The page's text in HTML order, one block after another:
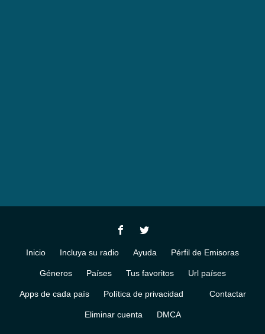
Inicio Incluya su radio Ayuda Pérfil de Emisoras
Géneros Países Tus favoritos Url países
Apps de cada país Política de privacidad Contactar
Eliminar cuenta DMCA